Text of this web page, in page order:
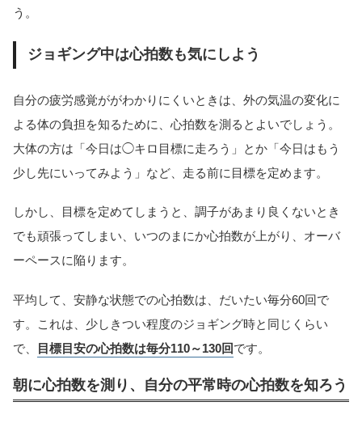
う。
ジョギング中は心拍数も気にしよう
自分の疲労感覚ががわかりにくいときは、外の気温の変化に
よる体の負担を知るために、心拍数を測るとよいでしょう。
大体の方は「今日は◯キロ目標に走ろう」とか「今日はもう
少し先にいってみよう」など、走る前に目標を定めます。
しかし、目標を定めてしまうと、調子があまり良くないとき
でも頑張ってしまい、いつのまにか心拍数が上がり、オーバ
ーペースに陥ります。
平均して、安静な状態での心拍数は、だいたい毎分60回で
す。これは、少しきつい程度のジョギング時と同じくらい
で、
目標目安の心拍数は毎分110～130回です。
朝に心拍数を測り、自分の平常時の心拍数を知ろう